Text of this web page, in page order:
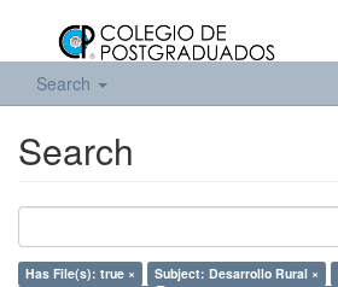
Search
Search
Has File(s): true × Subject: Desarrollo Rural ×